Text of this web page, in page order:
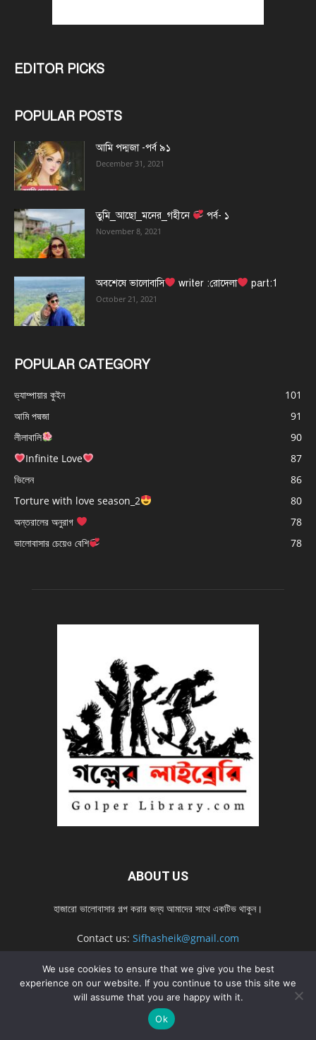
EDITOR PICKS
POPULAR POSTS
আমি পদ্মজা -পর্ব ৯১
December 31, 2021
তুমি_আছো_মনের_গহীনে পর্ব- ১
November 8, 2021
অবশেষে ভালোবাসি writer :রোদেলা part:1
October 21, 2021
POPULAR CATEGORY
ভ্যাম্পায়ার কুইন
101
আমি পদ্মজা
91
লীলাবালি
90
Infinite Love
87
ভিলেন
86
Torture with love season_2
80
অন্তরালের অনুরাগ
78
ভালোবাসার চেয়েও বেশি
78
ABOUT US
হাজারো ভালোবাসার গল্প করার জন্য আমাদের সাথে একটিভ থাকুন।
Contact us: Sifhasheik@gmail.com
FOLLOW US
We use cookies to ensure that we give you the best
experience on our website. If you continue to use this site we
will assume that you are happy with it.
Ok